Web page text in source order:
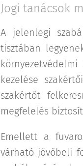
Jogi tanácsok
A jelenlegi
tisztában
kezelése
szakértőt
megfelelés
Emellett a
várható jövőbeli